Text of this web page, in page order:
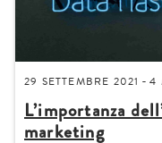
29 SETTEMBRE 2021 -4
L’importanza
marketing